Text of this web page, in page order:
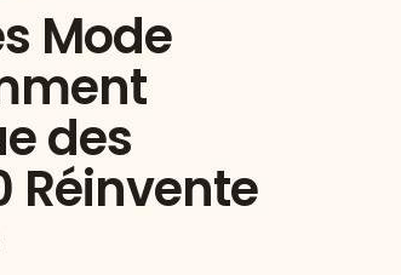
Mode
des
Réinvente